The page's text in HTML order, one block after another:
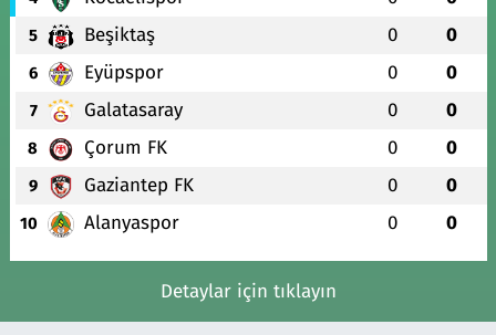
5 Beşiktaş 0 0
6 Eyüpspor 0 0
7 Galatasaray 0 0
8 Çorum FK 0 0
9 Gaziantep FK 0 0
10 Alanyaspor 0 0
Detaylar için tıklayın